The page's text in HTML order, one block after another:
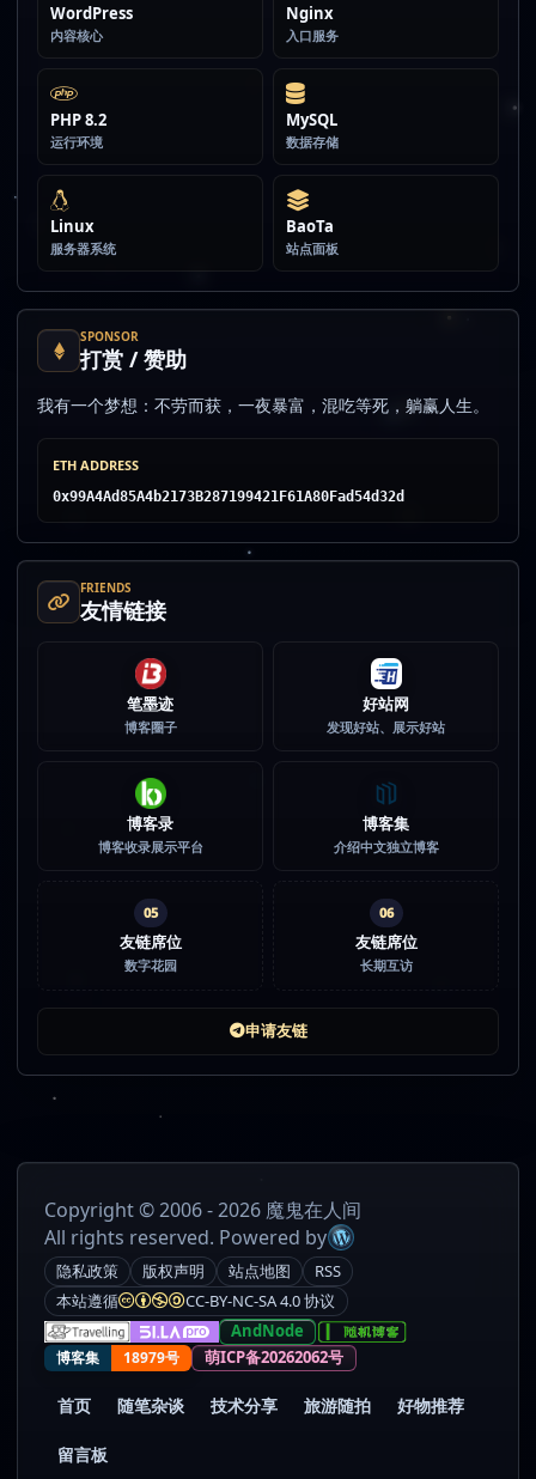
WordPress
内容核心
Nginx
入口服务
PHP 8.2
运行环境
MySQL
数据存储
Linux
服务器系统
BaoTa
站点面板
SPONSOR
打赏 / 赞助
我有一个梦想：不劳而获，一夜暴富，混吃等死，躺赢人生。
ETH ADDRESS
0x99A4Ad85A4b2173B287199421F61A80Fad54d32d
FRIENDS
友情链接
笔墨迹
博客圈子
好站网
发现好站、展示好站
博客录
博客收录展示平台
博客集
介绍中文独立博客
05
友链席位
数字花园
06
友链席位
长期互访
申请友链
Copyright © 2006 - 2026 魔鬼在人间
All rights reserved. Powered by
隐私政策 版权声明 站点地图
RSS
本站遵循
CC-BY-NC-SA 4.0 协议
AndNode
博客集 18979号 萌ICP备20262062号
首页 随笔杂谈 技术分享 旅游随拍 好物推荐
留言板